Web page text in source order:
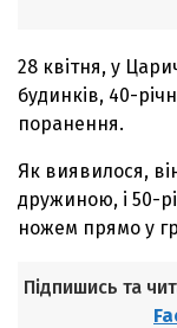
28 квітня, у
будинків, 40-
поранення.
Як виявилося,
дружиною, і 50-
ножем прямо у
Підпишись та